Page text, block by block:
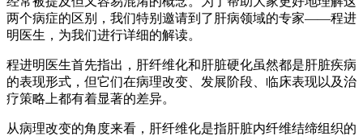
两个病症的区别，我们特别邀请到了肝病领域的专家——程进
明医生，为我们进行详细的解读。
程进明医生首先指出，肝纤维化和肝脏硬化虽然都是肝脏疾病
的表现形式，但它们在病理改变、发展阶段、临床表现以及治
疗策略上都有着显著的差异。
从病理改变的角度来看，肝纤维化是指肝脏内纤维结缔组织的